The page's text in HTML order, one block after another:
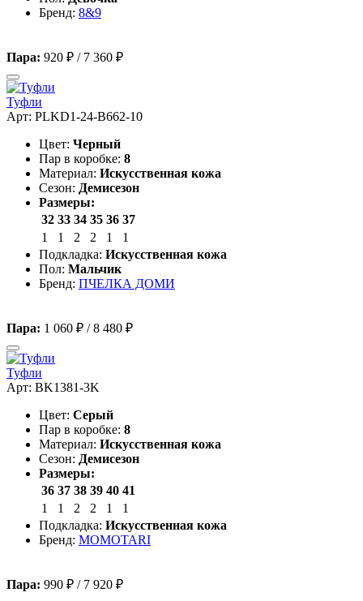
Бренд: 8&9
Пара: 920 ₽ / 7 360 ₽
Туфли
Арт: PLKD1-24-B662-10
Цвет: Черный
Пар в коробке: 8
Материал: Искусственная кожа
Сезон: Демисезон
Размеры:
32 33 34 35 36 37
1
1 2 2 1
1
Подкладка: Искусственная кожа
Пол: Мальчик
Бренд: ПЧЕЛКА ДОМИ
Пара: 1 060 ₽ /8 480 ₽
Туфли
Арт: BK1381-3K
Цвет: Серый
Пар в коробке: 8
Материал: Искусственная кожа
Сезон: Демисезон
Размеры:
36 37 38 39 40 41
1
1 2 2 1
1
Подкладка: Искусственная кожа
Бренд: MOMOTARI
Пара: 990 ₽ / 7 920 ₽